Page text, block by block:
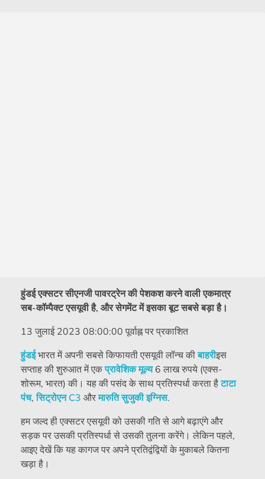
हुंडई एक्सटर सीएनजी पावरट्रेन की पेशकश करने वाली एकमात्र
सब-कॉम्पैक्ट एसयूवी है, और सेगमेंट में इसका बूट सबसे बड़ा है।
13 जुलाई 2023 08:00:00 पूर्वाह्न पर प्रकाशित
हुंडईभारत में अपनी सबसे किफायती एसयूवी लॉन्च कीबाहरीइस
सप्ताह की शुरुआत में एकप्रावेशिक मूल्य6 लाख रुपये (एक्स-
शोरूम, भारत) की। यह की पसंद के साथ प्रतिस्पर्धा करता हैटाटा
पंच,सिट्रोएन C3 औरमारुति सुजुकी इग्निस.
हम जल्द ही एक्सटर एसयूवी को उसकी गति से आगे बढ़ाएंगे और
सड़क पर उसकी प्रतिस्पर्धा से उसकी तुलना करेंगे। लेकिन पहले,
आइए देखें कि यह कागज पर अपने प्रतिद्वंद्वियों के मुकाबले कितना
खड़ा है।